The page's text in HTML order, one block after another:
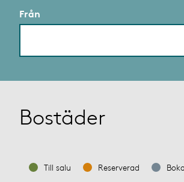
Från
Bostäder
Till salu Reserverad